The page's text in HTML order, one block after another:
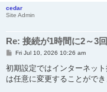
cedar
Site Admin
Re: 接続が1時間に2～3
P
s
t
Fri Jul 10, 2026 10:26 am
初期設定ではインターネッ
は任意に変更することができ